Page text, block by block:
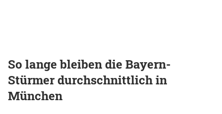
So lange bleiben die Bayern-
Stürmer durchschnittlich in
München